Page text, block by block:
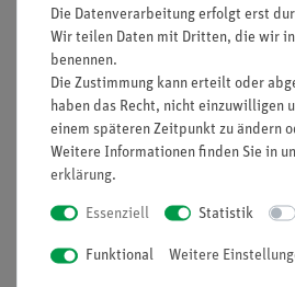
Vorteile
Echtes Stativmaterial für
sicheren Aufbau
Eigener Aufbau eines
Verständnis
Schülergerechte Anleitungen
Die Datenverarbeitung erfolgt erst
Wir teilen Daten mit Dritten, die wir
benennen.
Die Zustimmung kann erteilt oder
haben das Recht, nicht einzuwilligen
einem späteren Zeitpunkt zu ändern
Weitere Informationen finden Sie in
erklärung.
Essenziell Statistik
Funktional Weitere